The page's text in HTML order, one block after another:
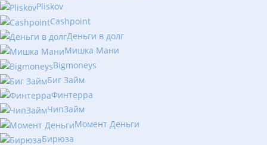
Pliskov
Cashpoint
Деньги в долг
Мишка Мани
Bigmoneys
Биг Займ
Финтерра
ЧипЗайм
Момент Деньги
Бирюза